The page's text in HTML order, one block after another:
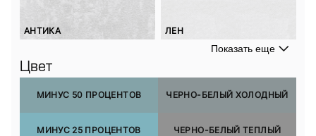
АНТИКА ЛЕН
Показать еще
Цвет
МИНУС 50 ПРОЦЕНТОВ
МИНУС 25 ПРОЦЕНТОВ
ЧЕРНО-БЕЛЫЙ ХОЛОДНЫЙ
ЧЕРНО-БЕЛЫЙ ТЕПЛЫЙ